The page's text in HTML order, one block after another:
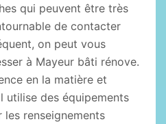
qui peuvent être très
de contacter
on peut vous
à Mayeur bâti rénove.
en la matière et
utilise des équipements
les renseignements